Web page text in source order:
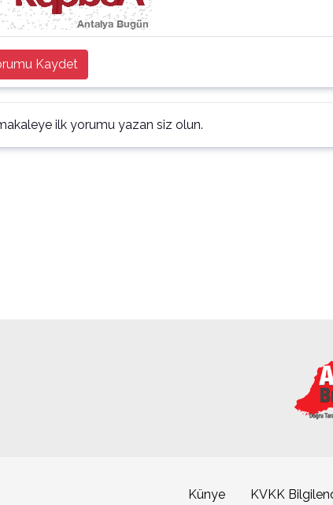
Kaydet
ilk yorumu yazan siz olun.
Künye KVKK